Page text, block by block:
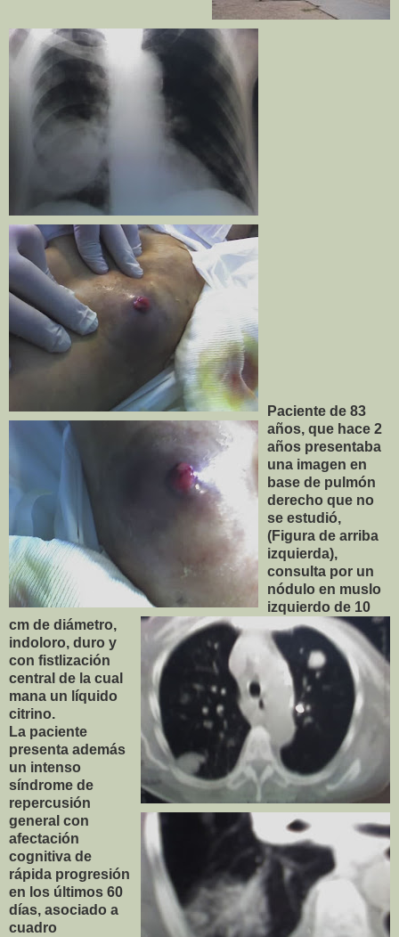
Paciente de 83
años, que hace 2
años presentaba
una imagen en
base de pulmón
derecho que no
se estudió,
(Figura de arriba
izquierda),
consulta por un
nódulo en muslo
izquierdo de 10
cm de diámetro,
indoloro, duro y
con fistlización
central de la cual
mana un líquido
citrino.
La paciente
presenta además
un intenso
síndrome de
repercusión
general con
afectación
cognitiva de
rápida progresión
en los últimos 60
días, asociado a
cuadro